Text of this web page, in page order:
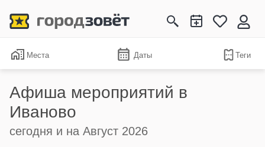
Места Даты Теги
Афиша мероприятий в
Иваново
сегодня и на Август 2026